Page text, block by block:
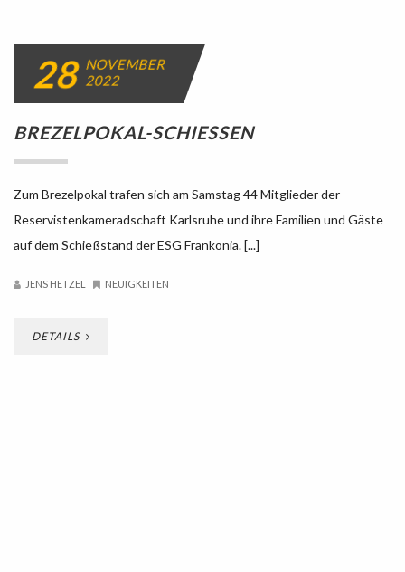
28 NOVEMBER
2022
BREZELPOKAL-SCHIESSEN
Zum Brezelpokal trafen sich am Samstag 44 Mitglieder der
Reservistenkameradschaft Karlsruhe und ihre Familien und Gäste
auf dem Schießstand der ESG Frankonia. [...]
JENS HETZEL NEUIGKEITEN
DETAILS